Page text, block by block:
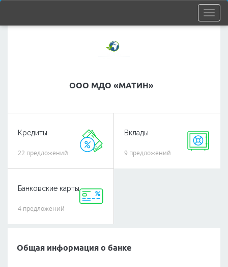
ООО МДО «МАТИН»
Кредиты
22 предложений
Вклады
9 предложений
Банковские карты
4 предложений
Общая информация о банке